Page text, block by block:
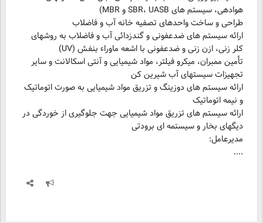
ارائه سیستم های ضدعفونی و گندزدائی آب و فاضلاب به روشهای
تأمین ممبران، میکرو فیلتر، مواد شیمیایی و آنتی اسکالانت و سایر
ارائه سیستم های دوزینگ و تزریق مواد شیمیایی به صورت اتوماتیک
ارائه سیستم های تزریق مواد شیمیایی جهت جلوگیری از خوردگی در
دیگهای بخار و سیستمه ای برودتی
....